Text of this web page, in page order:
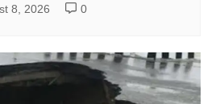
8, 2026 0